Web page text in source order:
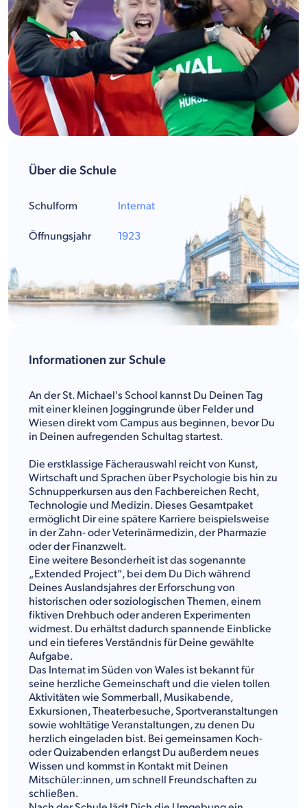
Informationen zur Schule
An der St. Michael's School kannst Du Deinen Tag
mit einer kleinen Joggingrunde über Felder und
Wiesen direkt vom Campus aus beginnen, bevor Du
in Deinen aufregenden Schultag startest.
Die erstklassige Fächerauswahl reicht von Kunst,
Wirtschaft und Sprachen über Psychologie bis hin zu
Schnupperkursen aus den Fachbereichen Recht,
Technologie und Medizin. Dieses Gesamtpaket
ermöglicht Dir eine spätere Karriere beispielsweise
in der Zahn- oder Veterinärmedizin, der Pharmazie
oder der Finanzwelt.
Eine weitere Besonderheit ist das sogenannte
„Extended Project“, bei dem Du Dich während
Deines Auslandsjahres der Erforschung von
historischen oder soziologischen Themen, einem
fiktiven Drehbuch oder anderen Experimenten
widmest. Du erhältst dadurch spannende Einblicke
und ein tieferes Verständnis für Deine gewählte
Aufgabe.
Das Internat im Süden von Wales ist bekannt für
seine herzliche Gemeinschaft und die vielen tollen
Aktivitäten wie Sommerball, Musikabende,
Exkursionen, Theaterbesuche, Sportveranstaltungen
sowie wohltätige Veranstaltungen, zu denen Du
herzlich eingeladen bist. Bei gemeinsamen Koch-
oder Quizabenden erlangst Du außerdem neues
Wissen und kommst in Kontakt mit Deinen
Mitschüler:innen, um schnell Freundschaften zu
schließen.
Über die Schule
Schulform
Öffnungsjahr
Internat
1923